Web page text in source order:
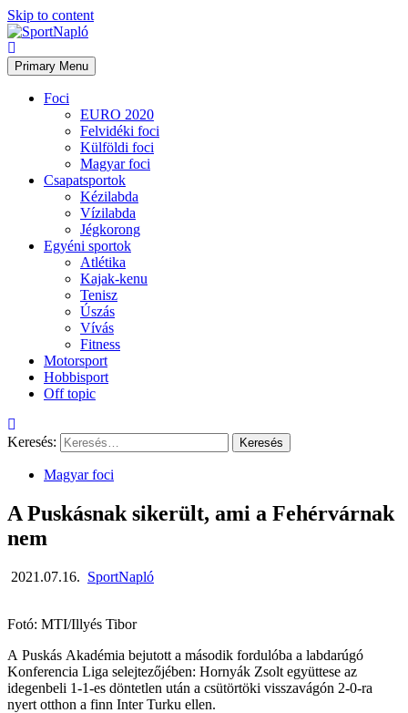
Skip to content
Primary Menu
Foci
EURO 2020
Felvidéki foci
Külföldi foci
Magyar foci
Csapatsportok
Kézilabda
Vízilabda
Jégkorong
Egyéni sportok
Atlétika
Kajak-kenu
Tenisz
Úszás
Vívás
Fitness
Motorsport
Hobbisport
Off topic
Keresés:
Magyar foci
A Puskásnak sikerült, ami a Fehérvárnak
nem
2021.07.16. SportNapló
Fotó: MTI/Illyés Tibor
A Puskás Akadémia bejutott a második fordulóba a labdarúgó
Konferencia Liga selejtezőjében: Hornyák Zsolt együttese az
idegenbeli 1-1-es döntetlen után a csütörtöki visszavágón 2-0-ra
nyert otthon a finn Inter Turku ellen.